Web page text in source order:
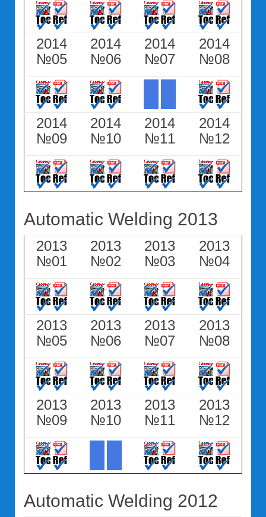
2014
№05
2014
№06
2014
№07
2014
№08
2014
№09
2014
№10
2014
№11
2014
№12
Automatic Welding 2013
2013
№01
2013
№02
2013
№03
2013
№04
2013
№05
2013
№06
2013
№07
2013
№08
2013
№09
2013
№10
2013
№11
2013
№12
Automatic Welding 2012